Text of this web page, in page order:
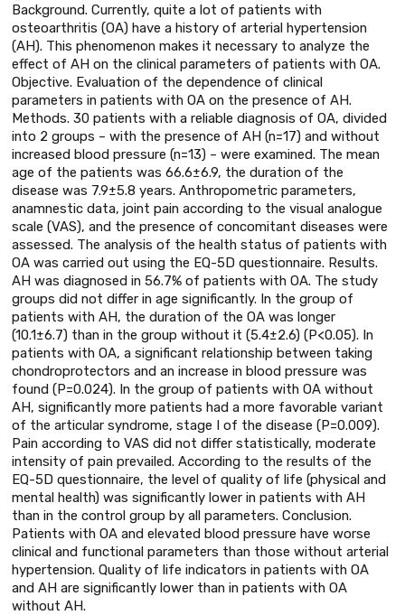
Background. Currently, quite a lot of patients with
osteoarthritis (OA) have a history of arterial hypertension
(AH). This phenomenon makes it necessary to analyze the
effect of AH on the clinical parameters of patients with OA.
Objective. Evaluation of the dependence of clinical
parameters in patients with OA on the presence of AH.
Methods. 30 patients with a reliable diagnosis of OA, divided
into 2 groups – with the presence of AH (n=17) and without
increased blood pressure (n=13) – were examined. The mean
age of the patients was 66.6±6.9, the duration of the
disease was 7.9±5.8 years. Anthropometric parameters,
anamnestic data, joint pain according to the visual analogue
scale (VAS), and the presence of concomitant diseases were
assessed. The analysis of the health status of patients with
OA was carried out using the EQ-5D questionnaire. Results.
AH was diagnosed in 56.7% of patients with OA. The study
groups did not differ in age significantly. In the group of
patients with AH, the duration of the OA was longer
(10.1±6.7) than in the group without it (5.4±2.6) (P<0.05). In
patients with OA, a significant relationship between taking
chondroprotectors and an increase in blood pressure was
found (P=0.024). In the group of patients with OA without
AH, significantly more patients had a more favorable variant
of the articular syndrome, stage I of the disease (P=0.009).
Pain according to VAS did not differ statistically, moderate
intensity of pain prevailed. According to the results of the
EQ-5D questionnaire, the level of quality of life (physical and
mental health) was significantly lower in patients with AH
than in the control group by all parameters. Conclusion.
Patients with OA and elevated blood pressure have worse
clinical and functional parameters than those without arterial
hypertension. Quality of life indicators in patients with OA
and AH are significantly lower than in patients with OA
without AH.